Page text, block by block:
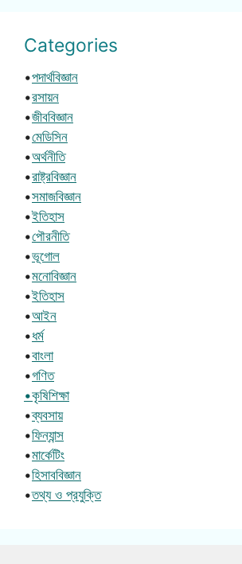
Categories
•পদার্থবিজ্ঞান
•রসায়ন
•জীববিজ্ঞান
•মেডিসিন
•অর্থনীতি
•রাষ্ট্রবিজ্ঞান
•সমাজবিজ্ঞান
•ইতিহাস
•পৌরনীতি
•ভূগোল
•মনোবিজ্ঞান
•ইতিহাস
•আইন
•ধর্ম
•বাংলা
•গণিত
•কৃষিশিক্ষা
•ব্যবসায়
•ফিন্যান্স
•মার্কেটিং
•হিসাববিজ্ঞান
•তথ্য ও প্রযুক্তি